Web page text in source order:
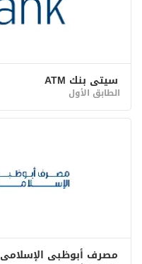
سيتي بنك ATM
الطابق الأول
مصرف أبوظبي الإسلامي